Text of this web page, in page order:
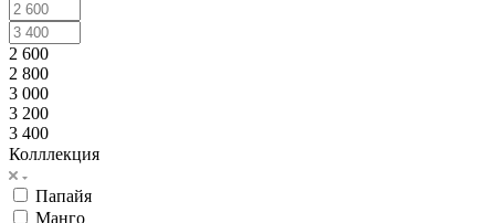
2 600
2 800
3 000
3 200
3 400
Колллекция
Папайя
Манго